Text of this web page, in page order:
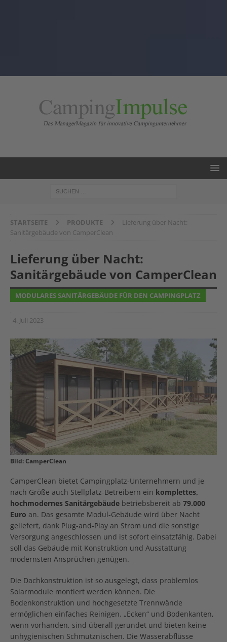
STARTSEITE PRODUKTE
Lieferung über Nacht:
Sanitärgebäude von CamperClean
Lieferung über Nacht:
Sanitärgebäude von CamperClean
MODULARES SANITÄRGEBÄUDE FÜR DEN CAMPINGPLATZ
4. Juli 2023
Bild: CamperClean
CamperClean bietet Campingplatz-Unternehmern und je
nach Größe auch Stellplatz-Betreibern ein komplettes,
hochmodernes Sanitärgebäude betriebsbereit ab 79.000
Euro an. Das gesamte Modul-Gebäude wird über Nacht
geliefert, dank Plug-and-Play an Strom und die sonstige
Versorgung angeschlossen und ist sofort einsatzfähig. Dabei
soll das Gebäude mit Konstruktion und Ausstattung
modernsten Ansprüchen genügen.
Die Dachkonstruktion ist so ausgelegt, dass problemlos
Solarmodule montiert werden können. Die
Bodenkonstruktion und hochgesetzte Trennwände
ermöglichen einfaches Reinigen. „Ecken“ und Bodenkanten,
wenn vorhanden, sind überall gerundet und bieten keine
unhygienischen Schmutznischen. Die Wasserabflüsse